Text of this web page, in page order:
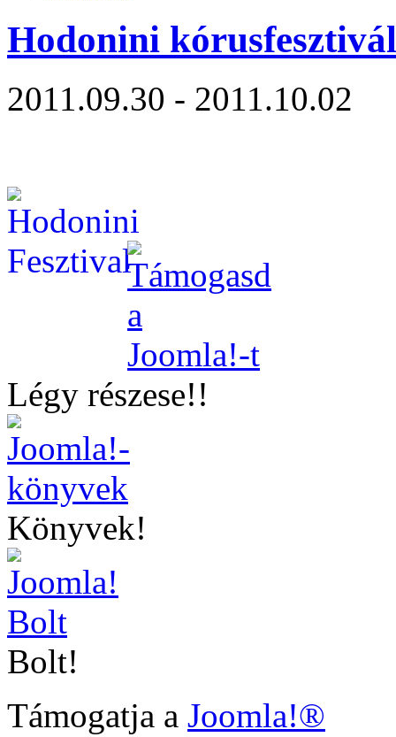
Hodonini kórusfesztivál
2011.09.30 - 2011.10.02
Légy részese!!
Könyvek!
Bolt!
Támogatja a Joomla!®